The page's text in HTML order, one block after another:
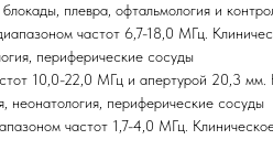
плевра, офтальмология и
частот 6,7-18,0 МГц.
периферические сосуды
10,0-22,0 МГц и апертурой 20,3
неонатология, периферические сосуды
частот 1,7-4,0 МГц.